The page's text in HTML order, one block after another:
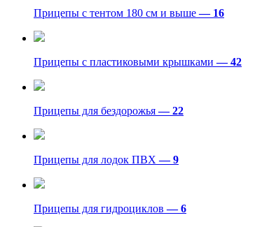
Прицепы с тентом 180 см и выше— 16
Прицепы с пластиковыми крышками— 42
Прицепы для бездорожья— 22
Прицепы для лодок ПВХ— 9
Прицепы для гидроциклов— 6